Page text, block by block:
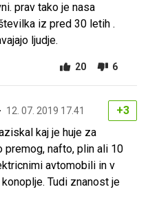
prav tako je nasa
iz pred 30 letih .
ljudje.
20 6
12. 07. 2019 17.41
+3
kaj je huje za
premog, nafto, plin ali 10
avtomobili in v
Tudi znanost je